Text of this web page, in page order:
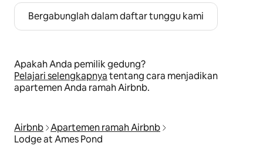
Bergabunglah dalam daftar tunggu kami
Apakah Anda pemilik gedung?
Pelajari selengkapnyatentang cara menjadikan
apartemen Anda ramah Airbnb.
Airbnb Apartemen ramah Airbnb
Lodge at Ames Pond